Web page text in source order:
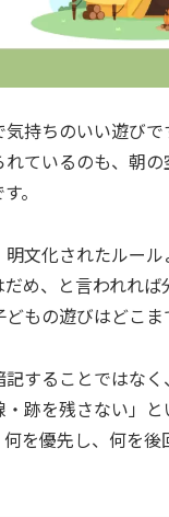
持ちのいい遊び
ているのも、朝
。
文化されたルー
め、と言われれ
もの遊びはどこ
することではな
跡を残さない」
を優先し、何を